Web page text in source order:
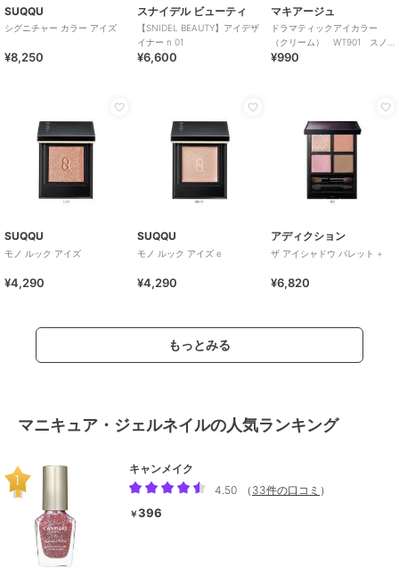
SUQQU
シグニチャー カラー アイズ
¥8,250
スナイデル ビューティ
【SNIDEL BEAUTY】アイデザ
イナー n 01
¥6,600
マキアージュ
ドラマティックアイカラー
（クリーム） WT901 スノ
ーボール
¥990
SUQQU
モノ ルック アイズ
¥4,290
SUQQU
モノ ルック アイズ e
¥4,290
アディクション
ザ アイシャドウ パレット +
¥6,820
もっとみる
マニキュア・ジェルネイルの人気ランキング
キャンメイク
4.50
（ 33件の口コミ ）
￥396